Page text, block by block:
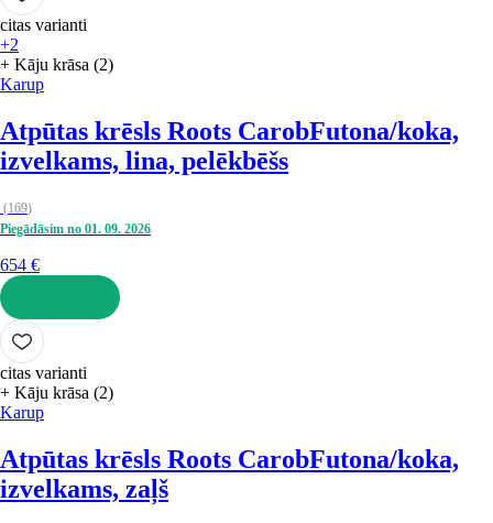
citas varianti
+2
+ Kāju krāsa (2)
Karup
Atpūtas krēsls Roots CarobFutona/koka,
izvelkams, lina, pelēkbēšs
(169)
Piegādāsim no 01. 09. 2026
654 €
LIKT GROZĀ
citas varianti
+ Kāju krāsa (2)
Karup
Atpūtas krēsls Roots CarobFutona/koka,
izvelkams, zaļš